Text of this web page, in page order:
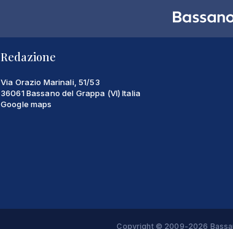
Redazione
Via Orazio Marinali, 51/53
36061 Bassano del Grappa (VI) Italia
Google maps
Copyright © 2009-2026